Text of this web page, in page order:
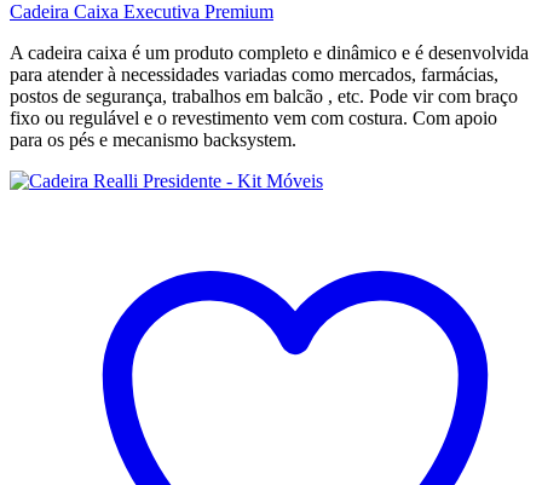
Cadeira Caixa Executiva Premium
A cadeira caixa é um produto completo e dinâmico e é desenvolvida
para atender à necessidades variadas como mercados, farmácias,
postos de segurança, trabalhos em balcão , etc. Pode vir com braço
fixo ou regulável e o revestimento vem com costura. Com apoio
para os pés e mecanismo backsystem.